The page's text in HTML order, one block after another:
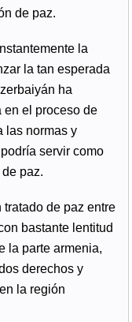
de paz.
la
la tan esperada
ha
en el proceso de
las normas y
servir como
paz.
de paz entre
bastante lentitud
la parte armenia,
derechos y
la región